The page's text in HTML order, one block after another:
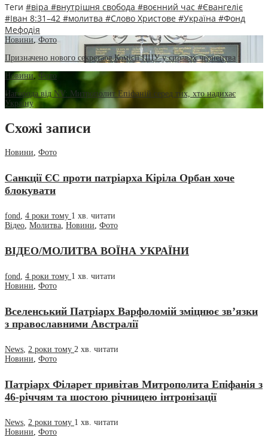
Теги #віра #внутрішня свобода #воєнний час #Євангеліє
#Іван 8:31–42 #молитва #Слово Христове #Україна #Фонд
Мефодія
Новини Фото
Призначено нового секретаря Комісії ПЦУ у справах чернецтва
Новини Фото
Нагорода від NV: Митрополит Епіфаній серед тих, хто надихає
Україну
Схожі записи
Новини, Фото
Санкції ЄС проти патріарха Кіріла Орбан хоче
блокувати
fond, 4 роки тому 1 хв. читати
Відео, Молитва, Новини, Фото
ВІДЕО/МОЛИТВА ВОЇНА УКРАЇНИ
fond, 4 роки тому 1 хв. читати
Новини, Фото
Вселенський Патріарх Варфоломій зміцнює зв’язки
з православними Австралії
News, 2 роки тому 2 хв. читати
Новини, Фото
Патріарх Філарет привітав Митрополита Епіфанія з
46-річчям та шостою річницею інтронізації
News 2 роки тому 1 хв. читати
Новини Фото